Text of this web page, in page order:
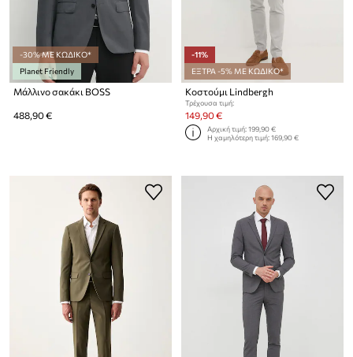
-30% ΜΕ ΚΩΔΙΚΟ*
Planet Friendly
Μάλλινο σακάκι BOSS
488,90 €
-11%
ΕΞΤΡΑ -5% ΜΕ ΚΩΔΙΚΟ*
Κοστούμι Lindbergh
Τρέχουσα τιμή:
149,90 €
Αρχική τιμή:199,90 €
Η χαμηλότερη τιμή:169,90 €